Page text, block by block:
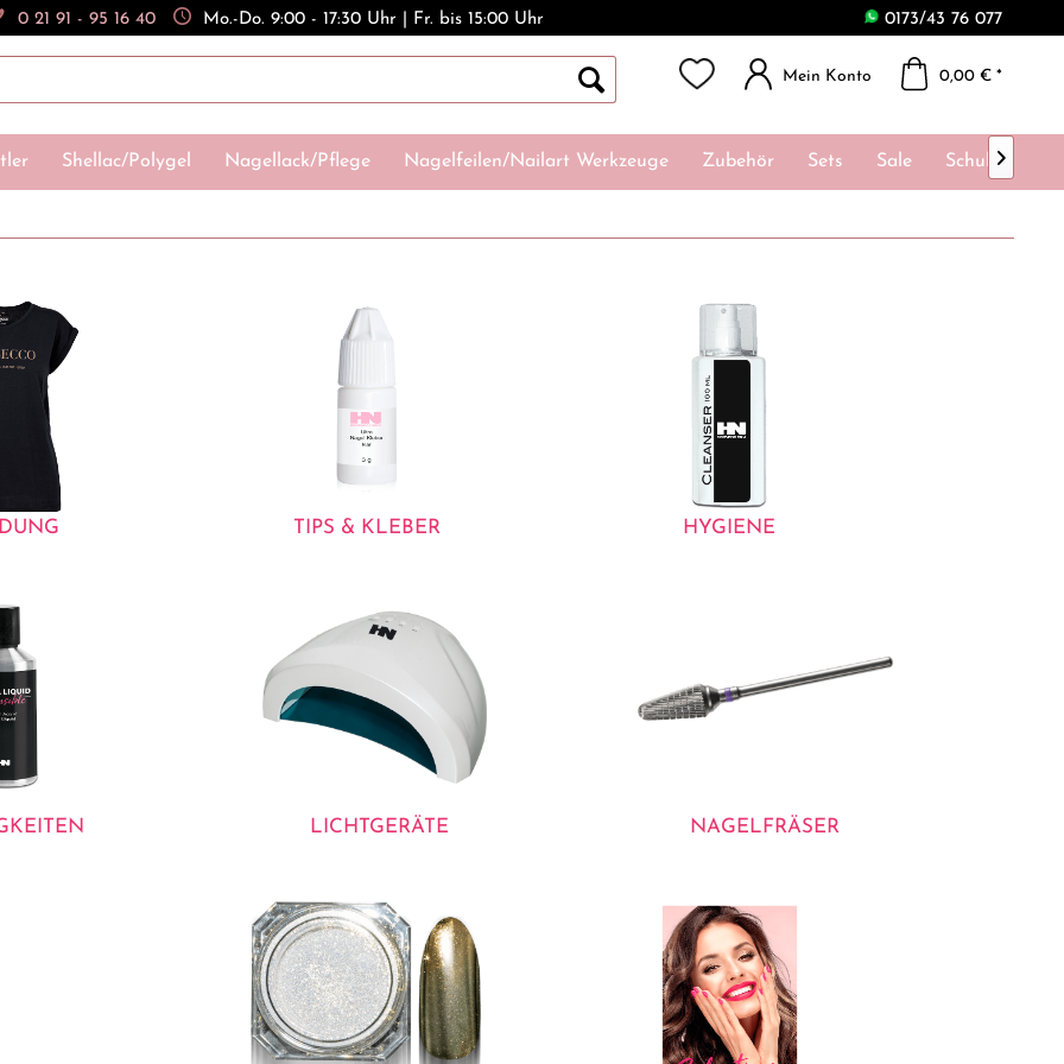
0 21 91 - 95 16 40 Mo.-Do. 9:00 - 17:30 Uhr | Fr. bis 15:00 Uhr 0173/43 76 077
Mein Konto 0,00 € *
Shellac/Polygel Nagellack/Pflege Nagelfeilen/Nailart Werkzeuge Zubehör Sets Sale Schulungen

TIPS & KLEBER HYGIENE
LICHTGERÄTE NAGELFRÄSER